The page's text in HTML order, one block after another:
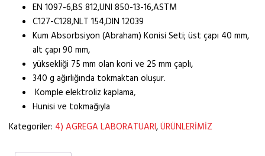
EN 1097-6,BS 812,UNI 850-13-16,ASTM
C127-C128,NLT 154,DIN 12039
Kum Absorbsiyon (Abraham) Konisi Seti; üst çapı 40 mm,
alt çapı 90 mm,
yüksekliği 75 mm olan koni ve 25 mm çaplı,
340 g ağırlığında tokmaktan oluşur.
Komple elektroliz kaplama,
Hunisi ve tokmağıyla
Kategoriler: 4) AGREGA LABORATUARI,ÜRÜNLERİMİZ